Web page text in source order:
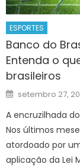
ESPORTES
Banco do
Entenda o
brasileiros
Posted
on
setembro 27,
A encruzilhada
Nos últimos
atordoado por
aplicação da Lei